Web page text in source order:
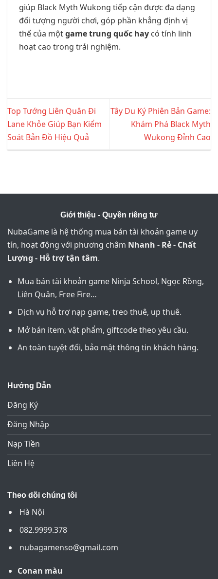
giúp Black Myth Wukong tiếp cận được đa dạng
đối tượng người chơi, góp phần khẳng định vị
thế của mộtgame trung quốc hay có tính linh
hoạt cao trong trải nghiệm.
Top Tướng Liên Quân Đi
Lane Khỏe Giúp Bạn Kiểm
Soát Bản Đồ Hiệu Quả
Tây Du Ký Phiên Bản Game:
Khám Phá Black Myth
Wukong Đỉnh Cao
Giới thiệu - Quyền riêng tư
NubaGame là hệ thống mua bán tài khoản game uy
tín, hoạt động với phương châm Nhanh - Rẻ - Chất
Lượng - Hỗ trợ tận tâm.
Mua bán tài khoản game Ninja School, Ngọc Rồng,
Liên Quân, Free Fire…
Dịch vụ hỗ trợ nạp game, treo thuê, up thuê.
Mở bán item, vật phẩm, giftcode theo yêu cầu.
An toàn tuyệt đối, bảo mật thông tin khách hàng.
Hướng Dẫn
Đăng Ký
Đăng Nhập
Nạp Tiền
Liên Hệ
Theo dõi chúng tôi
Hà Nội
082.9999.378
nubagamenso@gmail.com
Conan màu